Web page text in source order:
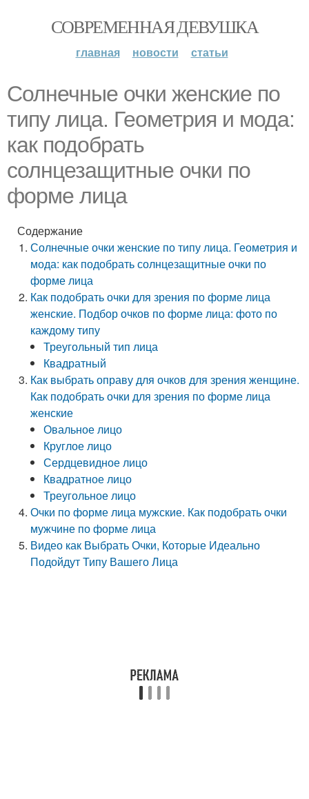
СОВРЕМЕННАЯ ДЕВУШКА
главная новости статьи
Солнечные очки женские по
типу лица. Геометрия и мода:
как подобрать
солнцезащитные очки по
форме лица
Содержание
Солнечные очки женские по типу лица. Геометрия и
мода: как подобрать солнцезащитные очки по
форме лица
Как подобрать очки для зрения по форме лица
женские. Подбор очков по форме лица: фото по
каждому типу
Треугольный тип лица
Квадратный
Как выбрать оправу для очков для зрения женщине.
Как подобрать очки для зрения по форме лица
женские
Овальное лицо
Круглое лицо
Сердцевидное лицо
Квадратное лицо
Треугольное лицо
Очки по форме лица мужские. Как подобрать очки
мужчине по форме лица
Видео как Выбрать Очки, Которые Идеально
Подойдут Типу Вашего Лица